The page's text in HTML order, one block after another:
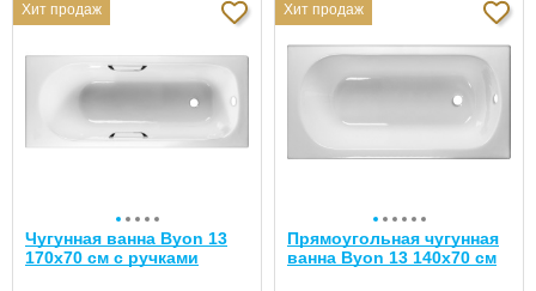
Хит продаж
Чугунная ванна Byon 13
170х70 см с ручками
Хит продаж
Прямоугольная чугунная
ванна Byon 13 140х70 см